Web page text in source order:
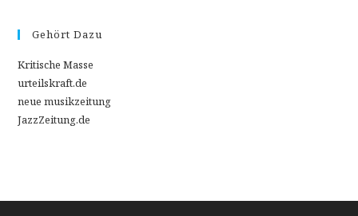
Gehört Dazu
Kritische Masse
urteilskraft.de
neue musikzeitung
JazzZeitung.de